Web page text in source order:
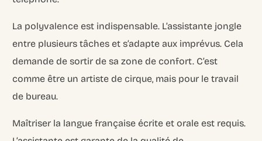
La polyvalence est indispensable. L’assistante jongle
entre plusieurs tâches et s’adapte aux imprévus. Cela
demande de sortir de sa zone de confort. C’est
comme être un artiste de cirque, mais pour le travail
de bureau.
Maîtriser la langue française écrite et orale est requis.